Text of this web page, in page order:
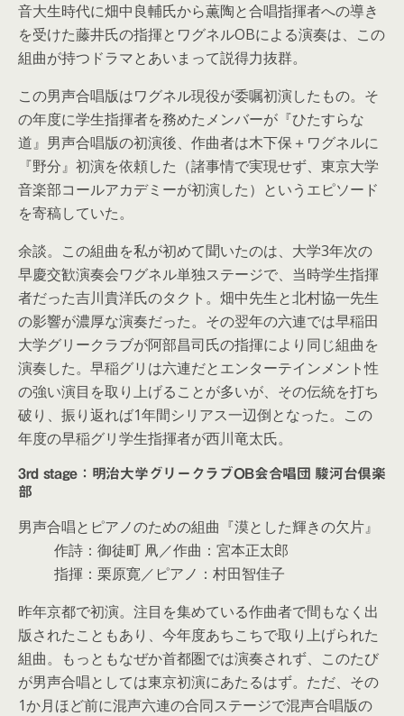
音大生時代に畑中良輔氏から薫陶と合唱指揮者への導き
を受けた藤井氏の指揮とワグネルOBによる演奏は、この
組曲が持つドラマとあいまって説得力抜群。
この男声合唱版はワグネル現役が委嘱初演したもの。そ
の年度に学生指揮者を務めたメンバーが『ひたすらな
道』男声合唱版の初演後、作曲者は木下保＋ワグネルに
『野分』初演を依頼した（諸事情で実現せず、東京大学
音楽部コールアカデミーが初演した）というエピソード
を寄稿していた。
余談。この組曲を私が初めて聞いたのは、大学3年次の
早慶交歓演奏会ワグネル単独ステージで、当時学生指揮
者だった吉川貴洋氏のタクト。畑中先生と北村協一先生
の影響が濃厚な演奏だった。その翌年の六連では早稲田
大学グリークラブが阿部昌司氏の指揮により同じ組曲を
演奏した。早稲グリは六連だとエンターテインメント性
の強い演目を取り上げることが多いが、その伝統を打ち
破り、振り返れば1年間シリアス一辺倒となった。この
年度の早稲グリ学生指揮者が西川竜太氏。
3rd stage：明治大学グリークラブOB会合唱団 駿河台倶楽
部
男声合唱とピアノのための組曲『漠とした輝きの欠片』
作詩：御徒町 凧／作曲：宮本正太郎
指揮：栗原寛／ピアノ：村田智佳子
昨年京都で初演。注目を集めている作曲者で間もなく出
版されたこともあり、今年度あちこちで取り上げられた
組曲。もっともなぜか首都圏では演奏されず、このたび
が男声合唱としては東京初演にあたるはず。ただ、その
1か月ほど前に混声六連の合同ステージで混声合唱版の